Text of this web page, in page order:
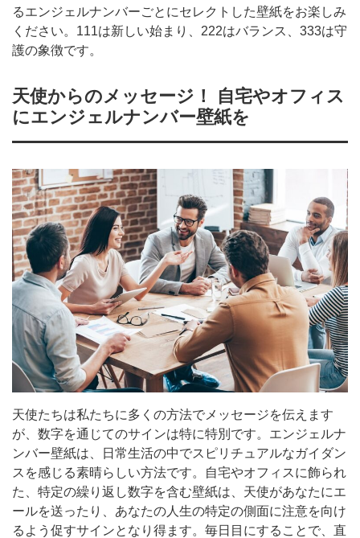
るエンジェルナンバーごとにセレクトした壁紙をお楽しみ
ください。111は新しい始まり、222はバランス、333は守
護の象徴です。
天使からのメッセージ！ 自宅やオフィス
にエンジェルナンバー壁紙を
天使たちは私たちに多くの方法でメッセージを伝えます
が、数字を通じてのサインは特に特別です。エンジェルナ
ンバー壁紙は、日常生活の中でスピリチュアルなガイダン
スを感じる素晴らしい方法です。自宅やオフィスに飾られ
た、特定の繰り返し数字を含む壁紙は、天使があなたにエ
ールを送ったり、あなたの人生の特定の側面に注意を向け
るよう促すサインとなり得ます。毎日目にすることで、直